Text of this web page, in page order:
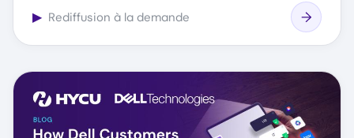
▶ Rediffusion à la demande